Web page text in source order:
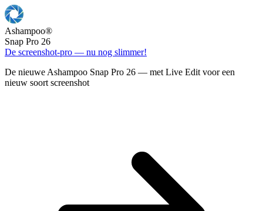
Ashampoo®
Snap Pro 26
De screenshot-pro — nu nog slimmer!
De nieuwe Ashampoo Snap Pro 26 — met Live Edit voor een
nieuw soort screenshot